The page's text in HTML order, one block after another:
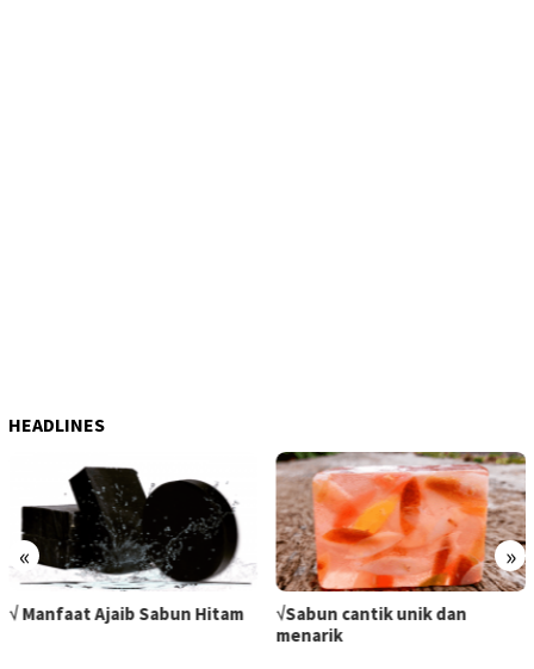
HEADLINES
« »
√ Manfaat Ajaib Sabun Hitam
√Sabun cantik unik dan
menarik